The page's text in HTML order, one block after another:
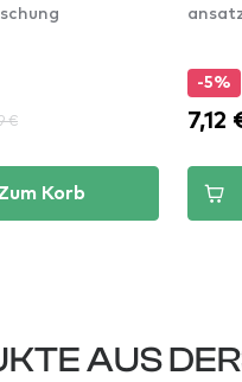
€
Korb
-5%
7,12
AUS